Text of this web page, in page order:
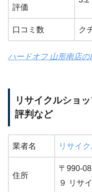
評価
口コミ数 ク
ハードオフ 山形南店
リサイクルショ
評判など
業者名 リサイ
住所
〒990-
９ リサ